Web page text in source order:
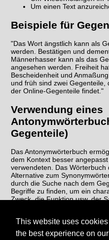
This website uses
the best experience on
Um einen Text
Beispiele für
"Das Wort ängstlich kann als
werden. Bestätigen und
Männerhasser kann als das
angesehen werden. Freiheit
Bescheidenheit und
und früh sind zwei
der Online-Gegenteile findet."
Verwendung eines
Gegenteile)
Das Antonymwörterbuch
dem Kontext besser
verwendeten. Das
Alternative zum
durch die Suche nach dem
Begriffe zu finden, um ein
Zweck, die Funktion usw. der
Wörterbuch ermöglicht es
Wörtern im selben Text zu
verbessern.